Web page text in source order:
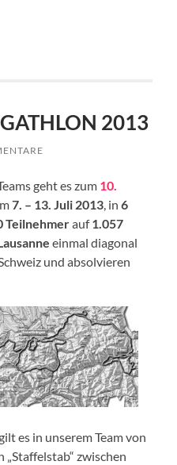
2013
geht es zum 10.
7. – 13. Juli 2013, in6
Teilnehmerauf1.057
einmal diagonal
und absolvieren
es in unserem Team von
zwischen